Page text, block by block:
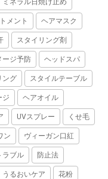
メント ヘアマスク
スタイリング剤
ージ予防 ヘッドスパ
ング スタイルテーブル
ジ ヘアオイル
UVスプレー くせ毛
ン ヴィーガン口紅
ラブル 防止法
うるおいケア 花粉